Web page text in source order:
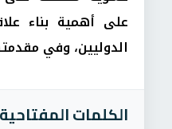
على أهمية بناء
الدوليين، وفي
الكلمات المفتاحية